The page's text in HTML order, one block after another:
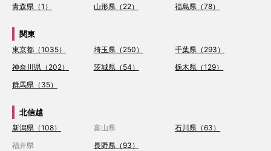
青森県（1）
山形県（22） 福島県（78）
関東
東京都（1035） 埼玉県（250）
千葉県（293）
神奈川県（202）
茨城県（54）
栃木県（129）
群馬県（35）
北信越
新潟県（108） 富山県
石川県（63）
福井県
長野県（93）